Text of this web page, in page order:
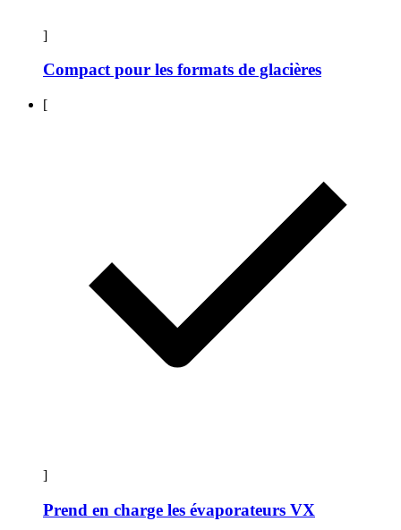
]
Compact pour les formats de glacières
[
]
Prend en charge les évaporateurs VX